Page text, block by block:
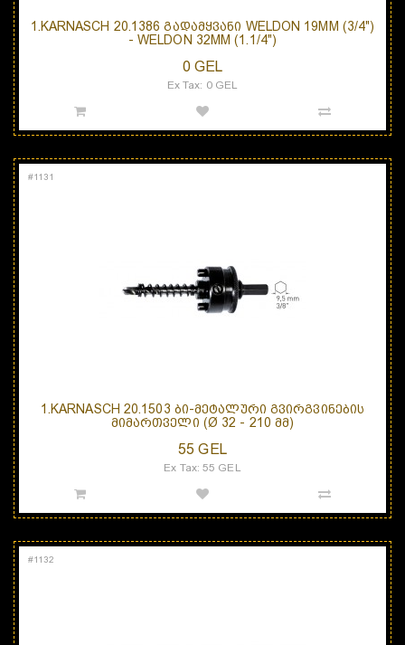
1.KARNASCH 20.1386 ᲒᲐᲓᲐᲛᲧᲕᲐᲜᲘ WELDON 19MM (3/4")
- WELDON 32MM (1.1/4")
0 GEL
Ex Tax: 0 GEL
#1131
1.KARNASCH 20.1503 ᲑᲘ-ᲛᲔᲢᲐᲚᲣᲠᲘ ᲒᲕᲘᲠᲒᲕᲘᲜᲔᲑᲘᲡ
ᲛᲘᲛᲐᲠᲗᲕᲔᲚᲘ (Ø 32 - 210 ᲛᲛ)
55 GEL
Ex Tax: 55 GEL
#1132